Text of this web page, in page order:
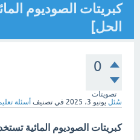
كبريتات الصوديوم
الحل]
0
تصويتات
سُئل يونيو 3، 2025 في تصنيف أسئلة
كبريتات الصوديوم المائية